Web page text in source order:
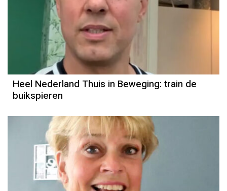
Heel Nederland Thuis in Beweging: train de
buikspieren